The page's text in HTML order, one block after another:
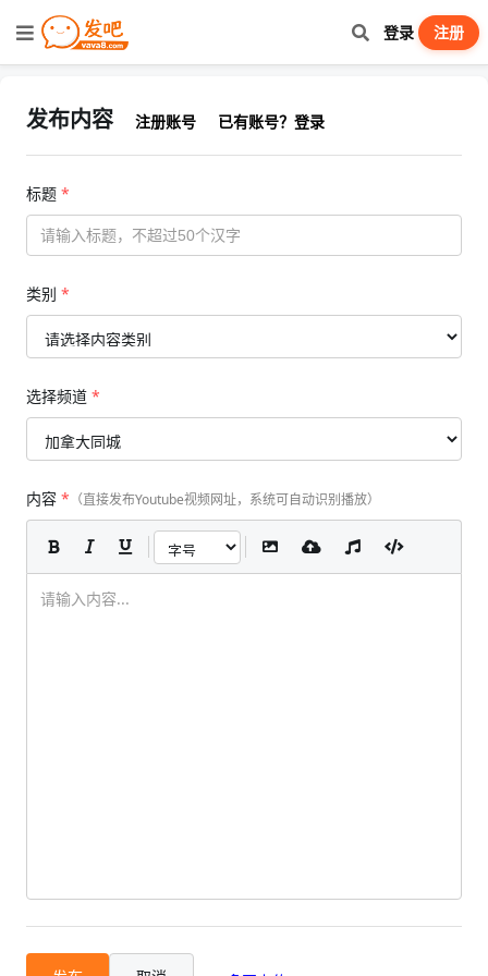
登录 注册
发布内容 注册账号 已有账号？登录
标题 *
类别 *
选择频道 *
内容 * （直接发布Youtube视频网址，系统可自动识别播放）